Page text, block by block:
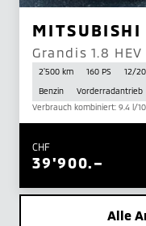
MITSUBISHI
Grandis 1.8
2'500 km 160 PS
12/
Benzin
Vorderradantrieb
Verbrauch kombiniert: 9.4 l/
CHF
39'900.–
Alle